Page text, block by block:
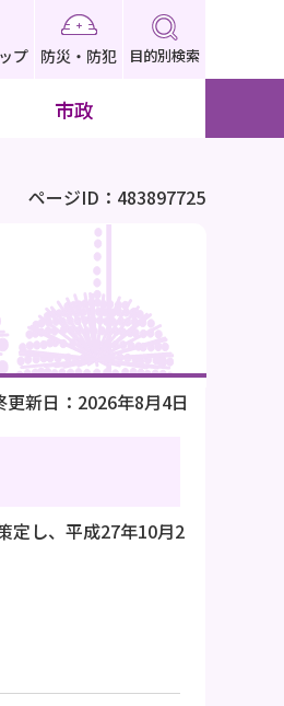
プ 防災・防犯 目的別検索
市政
ページID：483897725
更新日：2026年8月4日
定し、平成27年10月2